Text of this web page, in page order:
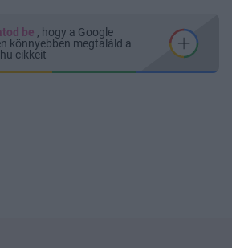
be , hogy a Google
könnyebben megtaláld a
cikkeit